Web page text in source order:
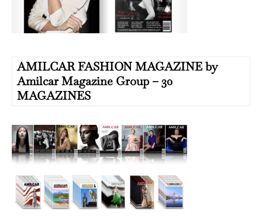
AMILCAR FASHION MAGAZINE by
Amilcar Magazine Group – 30
MAGAZINES